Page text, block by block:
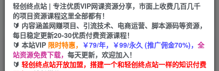
投稿专区 免费
教程必须完整详细
APP下载
Down
轻创终点站 | 专注优质VIP网课资源分享，市面上收费几百几千
的项目资源课程这里全部都有！
🔰 内容涵盖网赚项目、引流技术、电商运营、脚本源码等资源，
每日稳定更新20-30优质付费资源课程！
🔰 本站VIP 限时特惠， ￥79/年，￥99/永久 (推广佣金70%)， 全
站资源免费下载， 每天更新，欢迎加入！
🔰 轻创终点站开放加盟，搭建一个和轻创终点站一样的知识付费